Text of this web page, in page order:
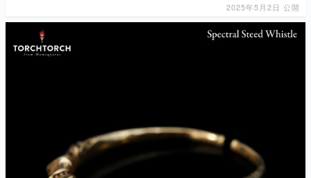
2025年5月2日 公開